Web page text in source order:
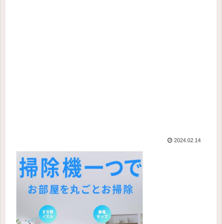
2024.02.14